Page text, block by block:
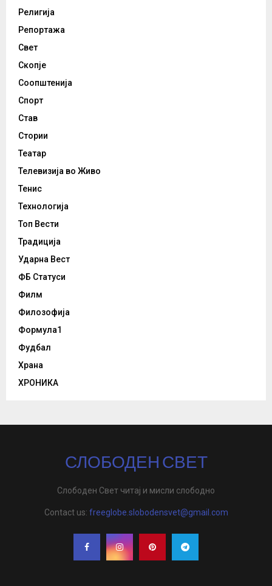
Религија
Репортажа
Свет
Скопје
Соопштенија
Спорт
Став
Стории
Театар
Телевизија во Живо
Тенис
Технологија
Топ Вести
Традиција
Ударна Вест
ФБ Статуси
Филм
Филозофија
Формула1
Фудбал
Храна
ХРОНИКА
СЛОБОДЕН СВЕТ
Слободен Свет читај и мисли слободно
Contact us: freeglobe.slobodensvet@gmail.com